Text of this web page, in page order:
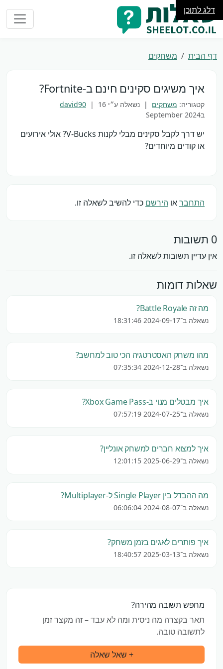
דלג לתוכן
דף הבית משחקים
איך משיגים סקינים חינם ב-Fortnite?
קטגוריה: משחקים | נשאלה ע״י david90 | 16
בSeptember 2024
יש דרך לקבל סקינים מבלי לקנות V-Bucks? אולי אירועים
או קודים מיוחדים?
התחבראו הירשם כדי להשיב לשאלה זו.
0 תשובות
אין עדיין תשובות לשאלה זו.
שאלות דומות
מה זה Battle Royale?
נשאלה ב־2024-09-17 18:31:46
מהו משחק האסטרטגיה הכי טוב למחשב?
נשאלה ב־2024-12-28 07:35:34
איך מבטלים מנוי ב-Xbox Game Pass?
נשאלה ב־2024-07-25 07:57:19
איך למצוא חברים למשחק אונליין?
נשאלה ב־2025-06-29 12:01:15
מה ההבדל בין Single Player ל-Multiplayer?
נשאלה ב־2024-08-07 06:06:04
איך פותרים לאגים בזמן משחק?
נשאלה ב־2025-03-13 18:40:57
מחפש תשובה מהירה?
תאר בקצרה מה ניסית ומה לא עבד – זה מקצר זמן
לתשובה טובה.
+ שאל שאלה